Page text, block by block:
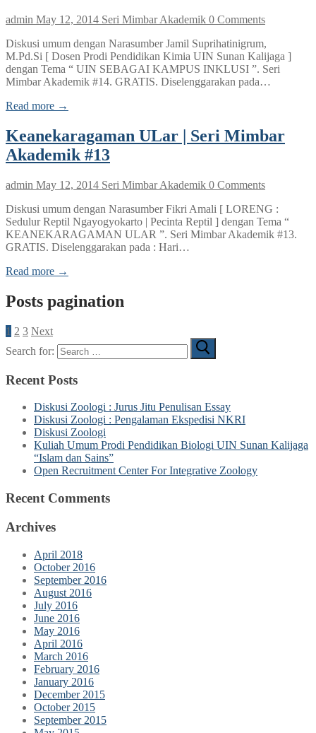
admin May 12, 2014 Seri Mimbar Akademik 0 Comments
Diskusi umum dengan Narasumber Jamil Suprihatinigrum,
M.Pd.Si [ Dosen Prodi Pendidikan Kimia UIN Sunan Kalijaga ]
dengan Tema “ UIN SEBAGAI KAMPUS INKLUSI ”. Seri
Mimbar Akademik #14. GRATIS. Diselenggarakan pada…
Read more →
Keanekaragaman ULar | Seri Mimbar
Akademik #13
admin May 12, 2014 Seri Mimbar Akademik 0 Comments
Diskusi umum dengan Narasumber Fikri Amali [ LORENG :
Sedulur Reptil Ngayogyokarto | Pecinta Reptil ] dengan Tema “
KEANEKARAGAMAN ULAR ”. Seri Mimbar Akademik #13.
GRATIS. Diselenggarakan pada : Hari…
Read more →
Posts pagination
1 2 3 Next
Search for:
Recent Posts
Diskusi Zoologi : Jurus Jitu Penulisan Essay
Diskusi Zoologi : Pengalaman Ekspedisi NKRI
Diskusi Zoologi
Kuliah Umum Prodi Pendidikan Biologi UIN Sunan Kalijaga
“Islam dan Sains”
Open Recruitment Center For Integrative Zoology
Recent Comments
Archives
April 2018
October 2016
September 2016
August 2016
July 2016
June 2016
May 2016
April 2016
March 2016
February 2016
January 2016
December 2015
October 2015
September 2015